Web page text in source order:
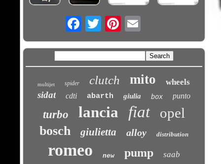
Email
multijet spider clutch mito wheels
sidat cdti abarth giulia box punto
turbo lancia fiat opel
bosch giulietta alloy distribution
romeo new pump saab